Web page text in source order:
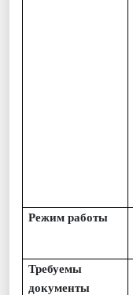
Режим работы
Требуемы
документы